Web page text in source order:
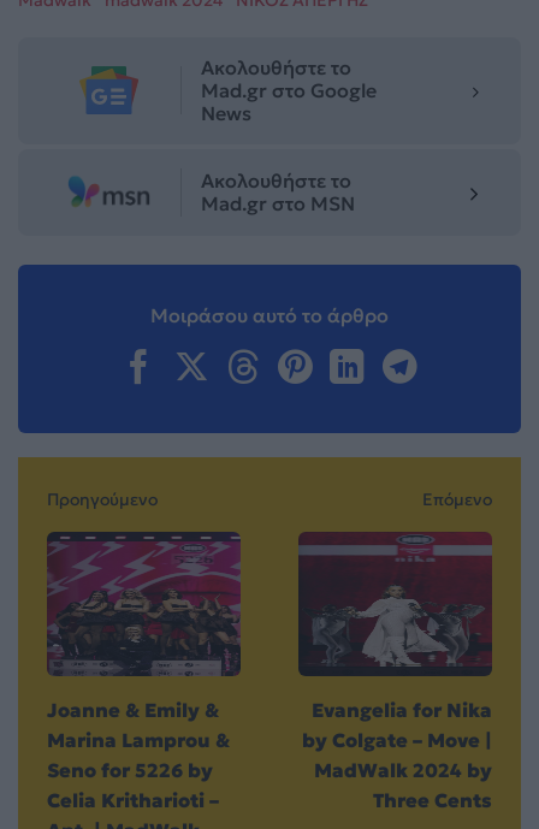
Ακολουθήστε το
Mad.gr στο Google
News
Ακολουθήστε το
Mad.gr στο MSN
Μοιράσου αυτό το άρθρο
Προηγούμενο
Joanne & Emily &
Marina Lamprou &
Seno for 5226 by
Celia Kritharioti –
Επόμενο
Evangelia for Nika
by Colgate – Move |
MadWalk 2024 by
Three Cents